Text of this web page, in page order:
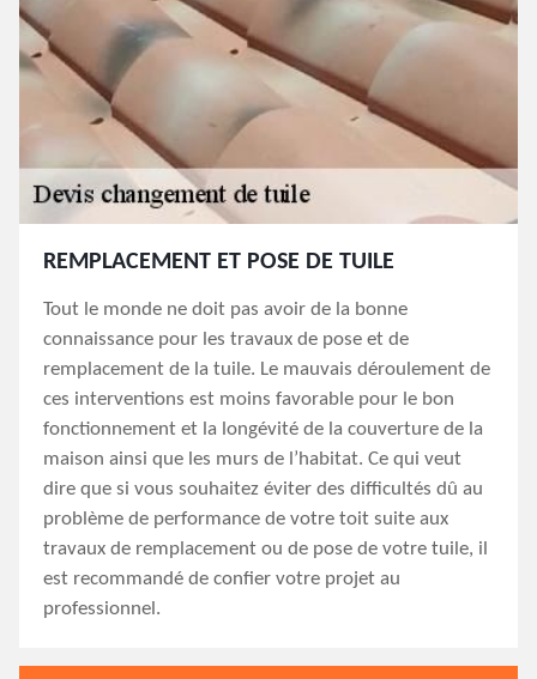
REMPLACEMENT ET POSE DE TUILE
Tout le monde ne doit pas avoir de la bonne
connaissance pour les travaux de pose et de
remplacement de la tuile. Le mauvais déroulement de
ces interventions est moins favorable pour le bon
fonctionnement et la longévité de la couverture de la
maison ainsi que les murs de l’habitat. Ce qui veut
dire que si vous souhaitez éviter des difficultés dû au
problème de performance de votre toit suite aux
travaux de remplacement ou de pose de votre tuile, il
est recommandé de confier votre projet au
professionnel.